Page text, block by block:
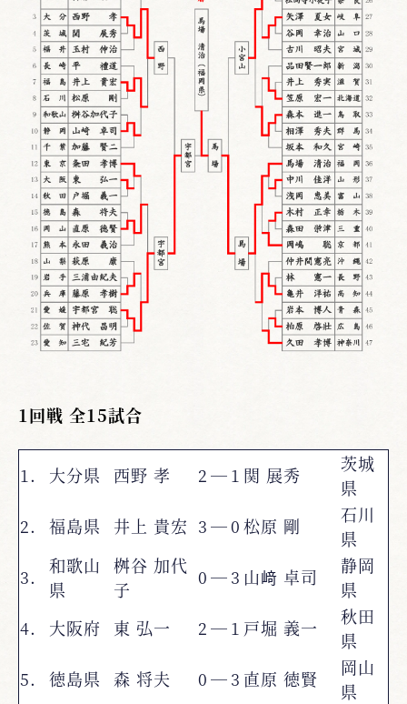
1回戦 全15試合
1. 大分県 西野 孝 2―1 関 展秀
茨城
県
2.
福島県 井上 貴宏 3―0松原 剛
石川
県
3.
和歌山
県
桝谷 加代
子
0―3 山﨑 卓司
静岡
県
4.
大阪府 東 弘一 2―1 戸堀 義一
秋田
県
5.
徳島県 森 将夫 0―3 直原 徳賢
岡山
県